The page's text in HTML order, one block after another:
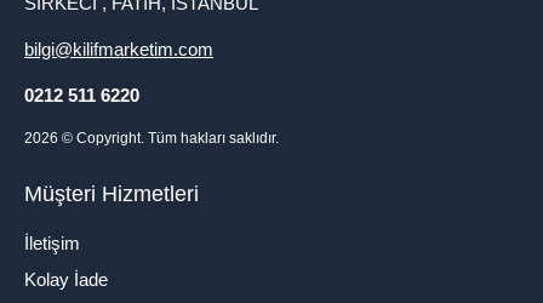
bilgi@kilifmarketim.com
0212 511 6220
2026 © Copyright. Tüm hakları saklıdır.
Müşteri Hizmetleri
İletişim
Kolay İade